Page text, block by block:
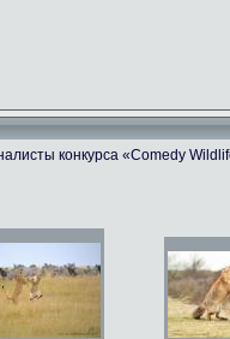
конкурса «Comedy